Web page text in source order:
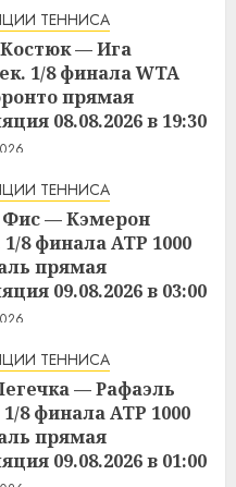
ТЕННИСА
— Ига
1/8 финала WTA
прямая
08.08.2026 в 19:30
ТЕННИСА
— Кэмерон
8 финала ATP 1000
прямая
09.08.2026 в 03:00
ТЕННИСА
— Рафаэль
8 финала ATP 1000
прямая
09.08.2026 в 01:00